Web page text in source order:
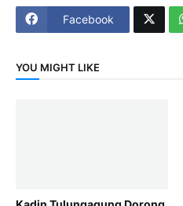
Facebook
YOU MIGHT LIKE